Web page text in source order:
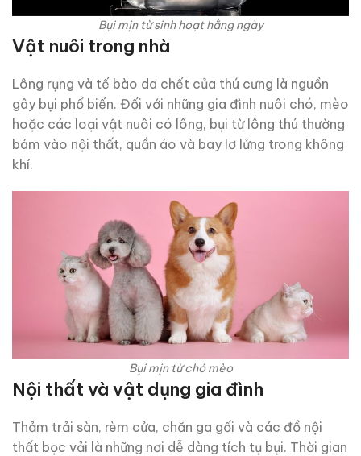
Bụi mịn từ sinh hoạt hằng ngày
Vật nuôi trong nhà
Lông rụng và tế bào da chết của thú cưng là nguồn
gây bụi phổ biến. Đối với những gia đình nuôi chó, mèo
hoặc các loại vật nuôi có lông, bụi từ lông thú thường
bám vào nội thất, quần áo và bay lơ lửng trong không
khí.
Bụi mịn từ chó mèo
Nội thất và vật dụng gia đình
Thảm trải sàn, rèm cửa, chăn ga gối và các đồ nội
thất bọc vải là những nơi dễ dàng tích tụ bụi. Thời gian